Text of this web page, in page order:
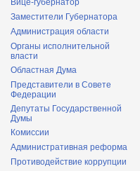
Вице-губернатор
Заместители Губернатора
Администрация области
Органы исполнительной
власти
Областная Дума
Представители в Совете
Федерации
Депутаты Государственной
Думы
Комиссии
Административная реформа
Противодействие коррупции